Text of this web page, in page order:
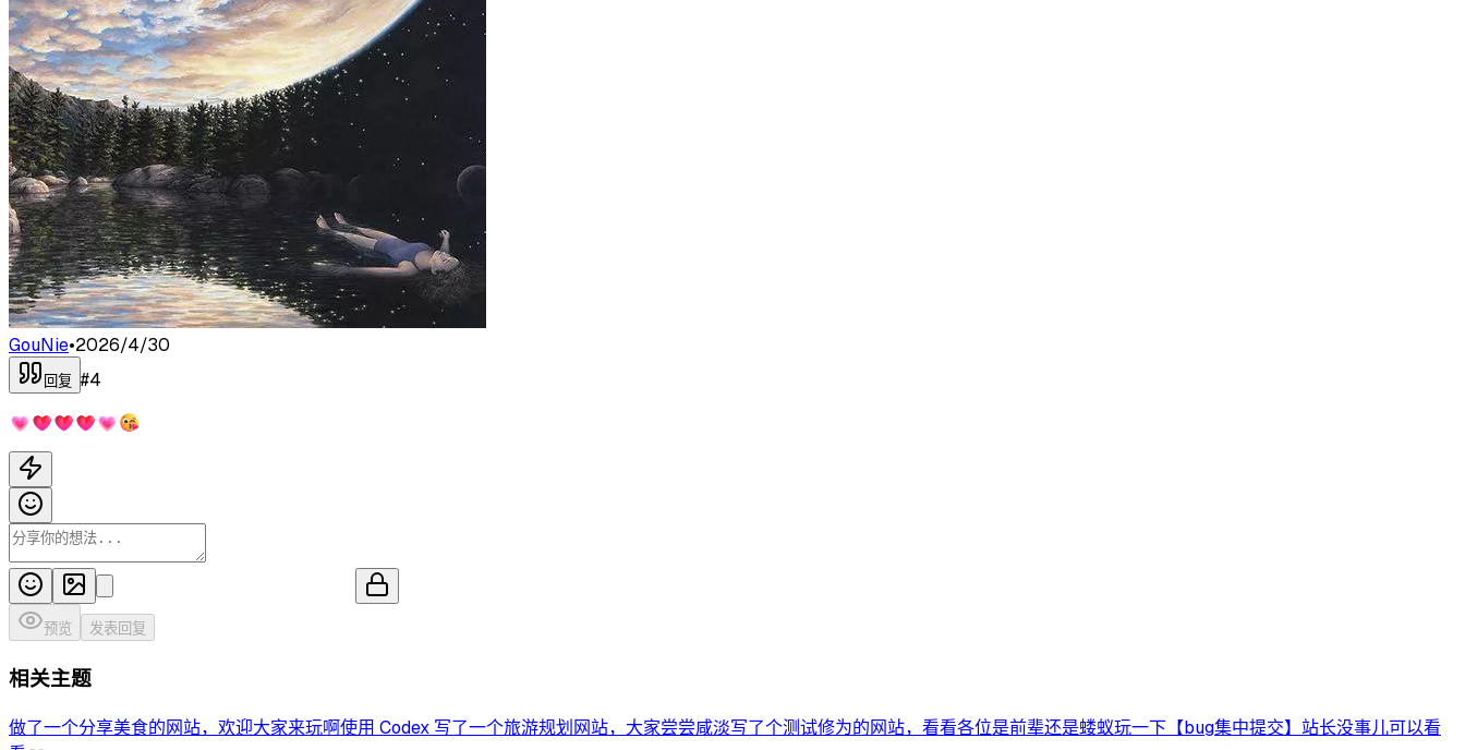
GouNie•2026/4/30
回复 #4
💗❤️❤️❤️💗😘
预览 发表回复
相关主题
做了一个分享美食的网站，欢迎大家来玩啊使用 Codex 写了一个旅游规划网站，大家尝尝咸淡写了个测试修为的网站，看看各位是前辈还是蝼蚁玩一下 【bug集中提交】站长没事儿可以看